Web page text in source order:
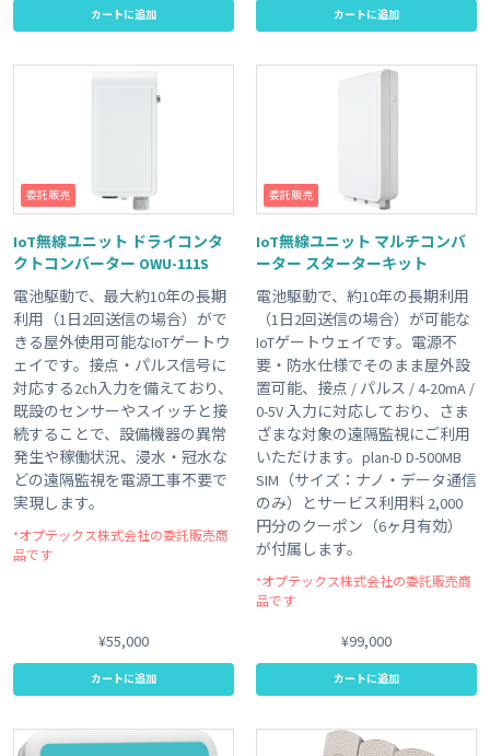
カートに追加 カートに追加
委託販売
IoT無線ユニット ドライコンタ
クトコンバーター OWU-111S
電池駆動で、最大約10年の長期
利用（1日2回送信の場合）がで
きる屋外使用可能なIoTゲートウ
ェイです。接点・パルス信号に
対応する2ch入力を備えており、
既設のセンサーやスイッチと接
続することで、設備機器の異常
発生や稼働状況、浸水・冠水な
どの遠隔監視を電源工事不要で
実現します。
*オプテックス株式会社の委託販売商
品です
¥55,000
カートに追加
委託販売
IoT無線ユニット マルチコンバ
ーター スターターキット
電池駆動で、約10年の長期利用
（1日2回送信の場合）が可能な
IoTゲートウェイです。電源不
要・防水仕様でそのまま屋外設
置可能、接点 / パルス / 4-20mA /
0-5V 入力に対応しており、さま
ざまな対象の遠隔監視にご利用
いただけます。plan-D D-500MB
SIM（サイズ：ナノ・データ通信
のみ）とサービス利用料 2,000
円分のクーポン（6ヶ月有効）
が付属します。
*オプテックス株式会社の委託販売商
品です
¥99,000
カートに追加